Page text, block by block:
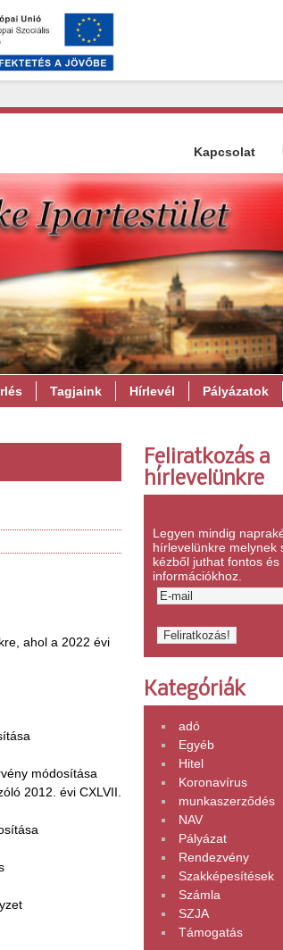
Kapcsolat
Tagjaink Hírlevél Pályázatok
ahol a 2022 évi
módosítása
2012. évi CXLVII.
Feliratkozás a
hírlevelünkre
Legyen mindig
hírlevelünkre melynek
kézből juthat fontos
információkhoz.
Kategóriák
adó
Egyéb
Hitel
Koronavírus
munkaszerződés
NAV
Pályázat
Rendezvény
Szakképesítések
Számla
SZJA
Támogatás